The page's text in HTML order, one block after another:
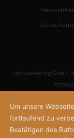
Newsletter
Gutscheine
Mabuse-Verlag GmbH,
707996
Um unsere
fortlaufend zu
Bestätigen des